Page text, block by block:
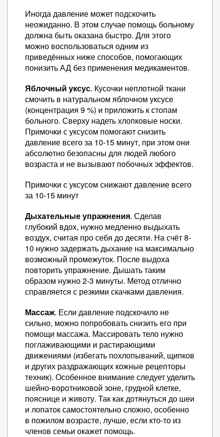
Иногда давление может подскочить
неожиданно. В этом случае помощь больному
должна быть оказана быстро. Для этого
можно воспользоваться одним из
приведённых ниже способов, помогающих
понизить АД без применения медикаментов.
Яблочный уксус. Кусочки неплотной ткани
смочить в натуральном яблочном уксусе
(концентрация 9 %) и приложить к стопам
больного. Сверху надеть хлопковые носки.
Примочки с уксусом помогают снизить
давление всего за 10-15 минут, при этом они
абсолютно безопасны для людей любого
возраста и не вызывают побочных эффектов.
Примочки с уксусом снижают давление всего
за 10-15 минут
Дыхательные упражнения. Сделав
глубокий вдох, нужно медленно выдыхать
воздух, считая про себя до десяти. На счёт 8-
10 нужно задержать дыхание на максимально
возможный промежуток. После выдоха
повторить упражнение. Дышать таким
образом нужно 2-3 минуты. Метод отлично
справляется с резкими скачками давления.
Массаж. Если давление подскочило не
сильно, можно попробовать снизить его при
помощи массажа. Массировать тело нужно
поглаживающими и растирающими
движениями (избегать похлопываний, щипков
и других раздражающих кожные рецепторы
техник). Особенное внимание следует уделить
шейно-воротниковой зоне, грудной клетке,
пояснице и животу. Так как дотянуться до шеи
и лопаток самостоятельно сложно, особенно
в пожилом возрасте, лучше, если кто-то из
членов семьи окажет помощь.